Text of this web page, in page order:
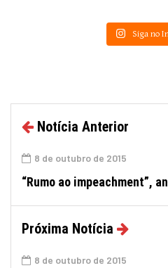
Siga no
Notícia Anterior
8 de outubro de 2015
“Rumo ao impeachment”,
Próxima Notícia
8 de outubro de 2015